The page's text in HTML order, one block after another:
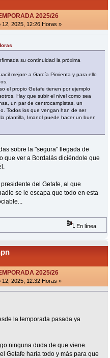
2025/26
12, 2025, 12:26 Horas »
su continuidad la próxima
mejore a García Pimienta y para ello
el propio Getafe tienen por ejemplo
Hay que subir el nivel como sea
un par de centrocampistas, un
Todos los que vengan han de ser
plantilla, Imanol puede hacer un buen
sobre la "segura" llegada de
que ver a Bordalás diciéndole que
del Getafe, al que
se le escapa que todo en esta
En línea
2025/26
12, 2025, 12:32 Horas »
la temporada pasada ya
ninguna duda de que viene.
Getafe haría todo y más para que